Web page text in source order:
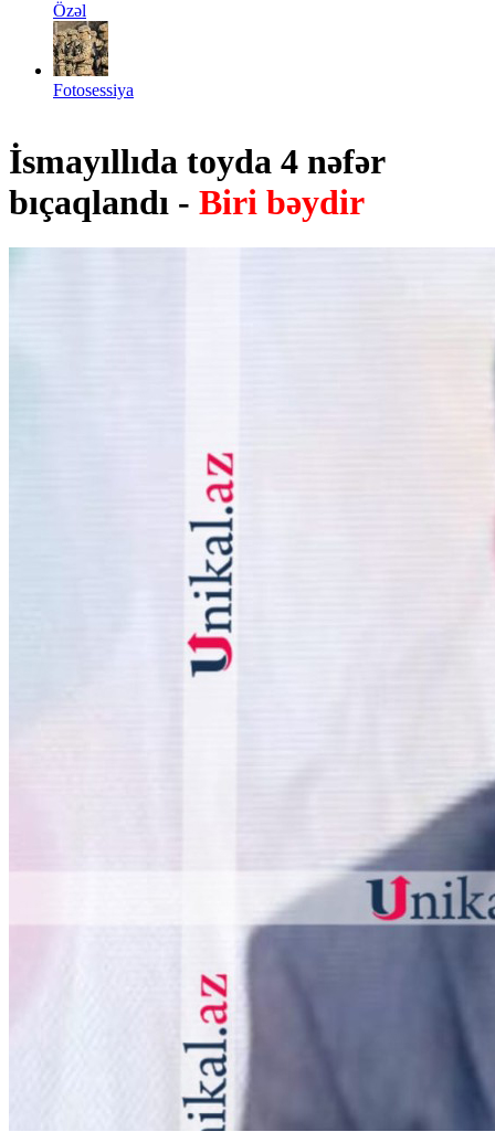
Özəl
Fotosessiya
İsmayıllıda toyda 4 nəfər
bıçaqlandı - Biri bəydir